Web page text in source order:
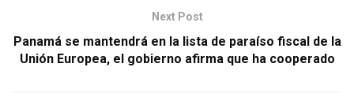
Next Post
Panamá se mantendrá en la lista de paraíso fiscal de la
Unión Europea, el gobierno afirma que ha cooperado